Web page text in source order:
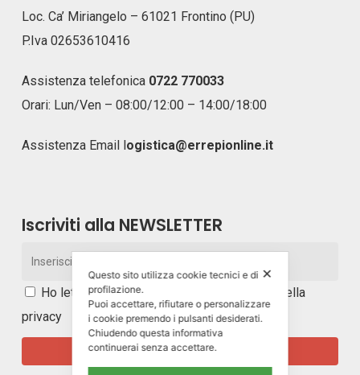
Loc. Ca’ Miriangelo – 61021 Frontino (PU)
P.Iva 02653610416
Assistenza telefonica 0722 770033
Orari: Lun/Ven – 08:00/12:00 – 14:00/18:00
Assistenza Email logistica@errepionline.it
Iscriviti alla NEWSLETTER
Ho letto e accetto i
termini e le condizioni della
privacy
✕
Questo sito utilizza cookie tecnici e di
profilazione.
Puoi accettare, rifiutare o personalizzare
i cookie premendo i pulsanti desiderati.
Chiudendo questa informativa
continuerai senza accettare.